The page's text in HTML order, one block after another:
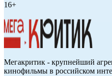
16+
Мегакритик - крупнейший
кинофильмы в российском